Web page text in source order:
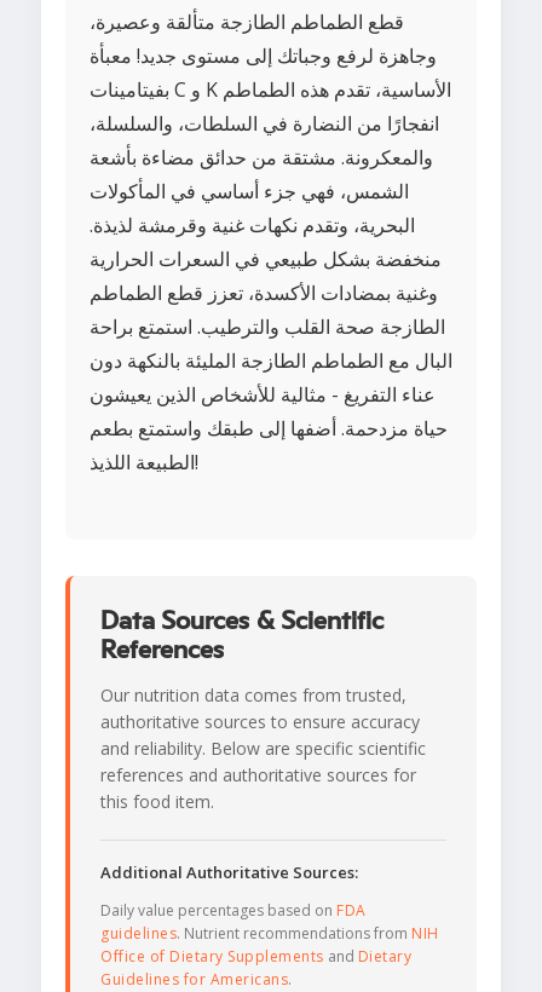
قطع الطماطم الطازجة متألقة وعصيرة،
وجاهزة لرفع وجباتك إلى مستوى جديد! معبأة
بفيتامينات C و K الأساسية، تقدم هذه الطماطم
انفجارًا من النضارة في السلطات، والسلسلة،
والمعكرونة. مشتقة من حدائق مضاءة بأشعة
الشمس، فهي جزء أساسي في المأكولات
البحرية، وتقدم نكهات غنية وقرمشة لذيذة.
منخفضة بشكل طبيعي في السعرات الحرارية
وغنية بمضادات الأكسدة، تعزز قطع الطماطم
الطازجة صحة القلب والترطيب. استمتع براحة
البال مع الطماطم الطازجة المليئة بالنكهة دون
عناء التفريغ - مثالية للأشخاص الذين يعيشون
حياة مزدحمة. أضفها إلى طبقك واستمتع بطعم
الطبيعة اللذيذ!
Data Sources & Scientific
References
Our nutrition data comes from trusted,
authoritative sources to ensure accuracy
and reliability. Below are specific scientific
references and authoritative sources for
this food item.
Additional Authoritative Sources:
Daily value percentages based on FDA
guidelines. Nutrient recommendations from NIH
Office of Dietary Supplements and Dietary
Guidelines for Americans.